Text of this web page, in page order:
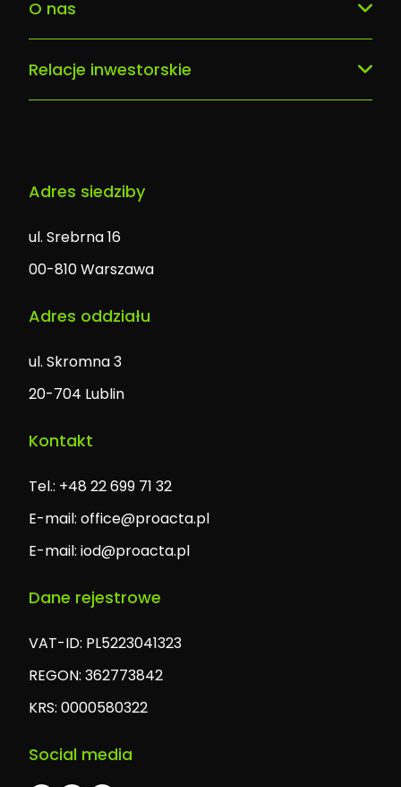
Kontakt
Portal pacjenta
O nas
Historia
Relacje inwestorskie
Adres siedziby
ul. Srebrna 16
00-810 Warszawa
Adres oddziału
ul. Skromna 3
20-704 Lublin
Kontakt
Tel.: +48 22 699 71 32
E-mail: office@proacta.pl
E-mail: iod@proacta.pl
Dane rejestrowe
VAT-ID: PL5223041323
REGON: 362773842
KRS: 0000580322
Social media